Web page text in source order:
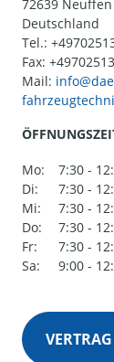
72639 Neuffen
Deutschland
Tel.:
Fax:
Mail:
Mo:
7:30 -
Di:
7:30 -
Mi:
7:30 -
Do:
7:30 -
Fr:
7:30 -
Sa:
9:00 -